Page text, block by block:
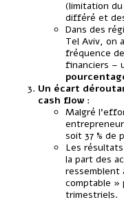
(limitation
différé et
Dans des
Tel Aviv, on
fréquence
financiers –
Un écart
cash flow :
Malgré
soit 37 % de
Les
la part des
comptable »
trimestriels.